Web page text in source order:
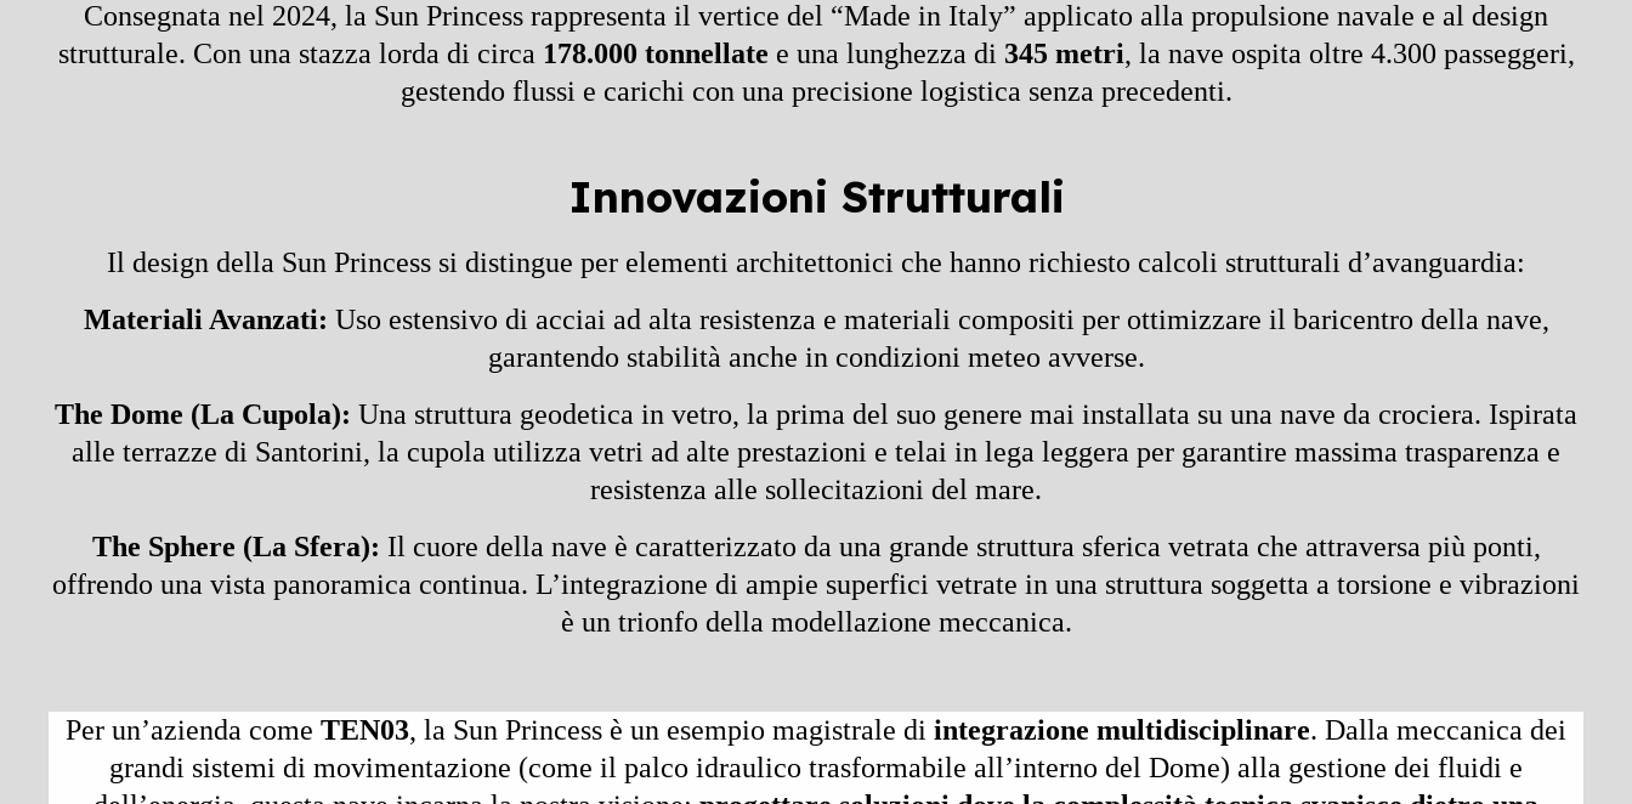
Consegnata nel 2024, la Sun Princess rappresenta il vertice del “Made in Italy” applicato alla propulsione navale e al design
strutturale. Con una stazza lorda di circa 178.000 tonnellate e una lunghezza di 345 metri, la nave ospita oltre 4.300 passeggeri,
gestendo flussi e carichi con una precisione logistica senza precedenti.
Innovazioni Strutturali
Il design della Sun Princess si distingue per elementi architettonici che hanno richiesto calcoli strutturali d’avanguardia:
Materiali Avanzati: Uso estensivo di acciai ad alta resistenza e materiali compositi per ottimizzare il baricentro della nave,
garantendo stabilità anche in condizioni meteo avverse.
The Dome (La Cupola): Una struttura geodetica in vetro, la prima del suo genere mai installata su una nave da crociera. Ispirata
alle terrazze di Santorini, la cupola utilizza vetri ad alte prestazioni e telai in lega leggera per garantire massima trasparenza e
resistenza alle sollecitazioni del mare.
The Sphere (La Sfera): Il cuore della nave è caratterizzato da una grande struttura sferica vetrata che attraversa più ponti,
offrendo una vista panoramica continua. L’integrazione di ampie superfici vetrate in una struttura soggetta a torsione e vibrazioni
è un trionfo della modellazione meccanica.
Per un’azienda come TEN03, la Sun Princess è un esempio magistrale di integrazione multidisciplinare. Dalla meccanica dei
grandi sistemi di movimentazione (come il palco idraulico trasformabile all’interno del Dome) alla gestione dei fluidi e